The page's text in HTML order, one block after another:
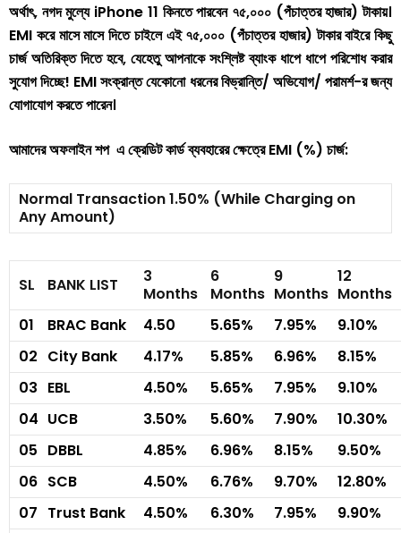
অর্থাৎ, নগদ মুল্যে iPhone 11 কিনতে পারবেন ৭৫,০০০ (পঁচাত্তর হাজার) টাকায়।
EMI করে মাসে মাসে দিতে চাইলে এই ৭৫,০০০ (পঁচাত্তর হাজার) টাকার বাইরে কিছু
চার্জ অতিরিক্ত দিতে হবে, যেহেতু আপনাকে সংশ্লিষ্ট ব্যাংক ধাপে ধাপে পরিশোধ করার
সুযোগ দিচ্ছে! EMI সংক্রান্ত যেকোনো ধরনের বিভ্রান্তি/ অভিযোগ/ পরামর্শ-র জন্য
যোগাযোগ করতে পারেন।
আমাদের অফলাইন শপ এ ক্রেডিট কার্ড ব্যবহারের ক্ষেত্রে EMI (%) চার্জ:
Normal Transaction 1.50% (While Charging on
Any Amount)
SL BANK LIST
3
Months
6
Months
9
Months
12
Months
01
BRAC Bank 4.50 5.65% 7.95%
9.10%
02 City Bank 4.17% 5.85% 6.96%
8.15%
03 EBL 4.50% 5.65% 7.95%
9.10%
04 UCB 3.50% 5.60% 7.90%
10.30%
05 DBBL 4.85% 6.96% 8.15%
9.50%
06 SCB 4.50% 6.76% 9.70%
12.80%
07 Trust Bank 4.50% 6.30% 7.95%
9.90%